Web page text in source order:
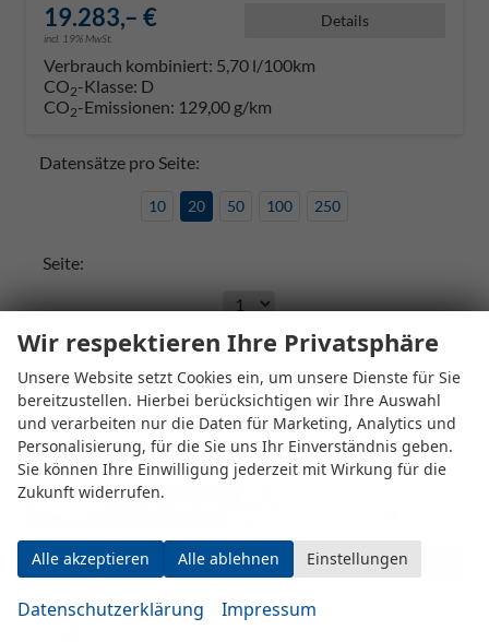
19.283,– €
incl. 19% MwSt.
Details
Verbrauch kombiniert: 5,70 l/100km
CO2-Klasse: D
CO2-Emissionen: 129,00 g/km
Datensätze pro Seite:
10 20 50 100 250
Seite:
Seiten:
1 2 3 4 ... 6
Fahrzeugnr.
Wir respektieren Ihre Privatsphäre
Unsere Website setzt Cookies ein, um unsere Dienste für Sie
bereitzustellen. Hierbei berücksichtigen wir Ihre Auswahl
und verarbeiten nur die Daten für Marketing, Analytics und
Personalisierung, für die Sie uns Ihr Einverständnis geben.
Sie können Ihre Einwilligung jederzeit mit Wirkung für die
Zukunft widerrufen.
Alle akzeptieren Alle ablehnen Einstellungen
Datenschutzerklärung Impressum